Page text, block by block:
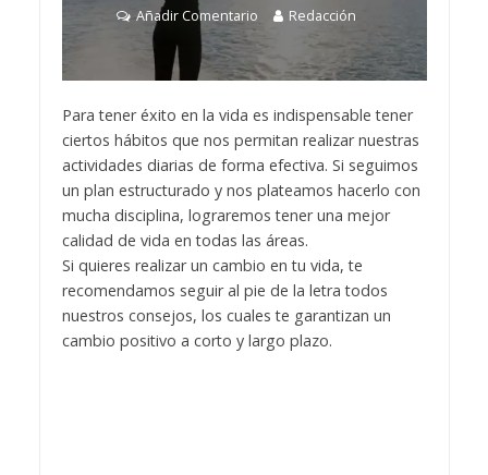
Añadir Comentario Redacción
Para tener éxito en la vida es indispensable tener
ciertos hábitos que nos permitan realizar nuestras
actividades diarias de forma efectiva. Si seguimos
un plan estructurado y nos plateamos hacerlo con
mucha disciplina, lograremos tener una mejor
calidad de vida en todas las áreas.
Si quieres realizar un cambio en tu vida, te
recomendamos seguir al pie de la letra todos
nuestros consejos, los cuales te garantizan un
cambio positivo a corto y largo plazo.